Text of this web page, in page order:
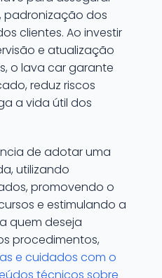
padronização dos
clientes. Ao investir
e atualização
o lava car garante
reduz riscos
a vida útil dos
de adotar uma
utilizando
promovendo o
e estimulando a
quem deseja
procedimentos,
e cuidados com o